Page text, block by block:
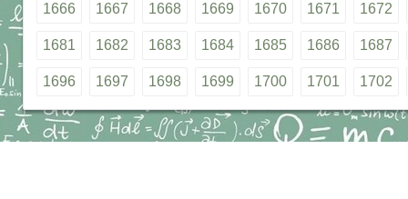
1666 1667 1668 1669 1670 1671 1672
1681 1682 1683 1684 1685 1686 1687
1696 1697 1698 1699 1700 1701 1702